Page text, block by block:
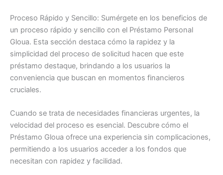
Proceso Rápido y Sencillo: Sumérgete en los beneficios de
un proceso rápido y sencillo con el Préstamo Personal
Gloua. Esta sección destaca cómo la rapidez y la
simplicidad del proceso de solicitud hacen que este
préstamo destaque, brindando a los usuarios la
conveniencia que buscan en momentos financieros
cruciales.
Cuando se trata de necesidades financieras urgentes, la
velocidad del proceso es esencial. Descubre cómo el
Préstamo Gloua ofrece una experiencia sin complicaciones,
permitiendo a los usuarios acceder a los fondos que
necesitan con rapidez y facilidad.